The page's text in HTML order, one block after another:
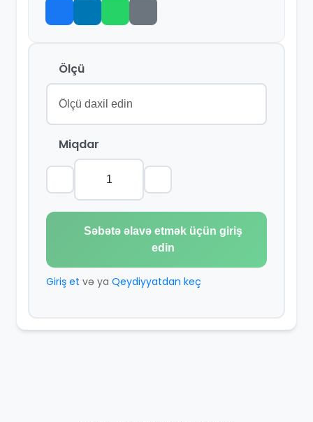
Ölçü
Miqdar
Səbətə əlavə etmək üçün giriş
edin
Giriş et və ya Qeydiyyatdan keç